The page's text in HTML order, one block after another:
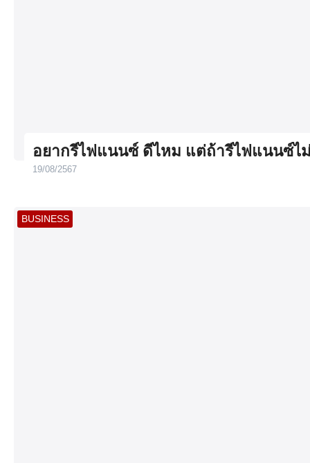
อยากรีไฟแนนซ์ ดีไหม แต่ถ้ารีไฟแนนซ์ไ
19/08/2567
BUSINESS